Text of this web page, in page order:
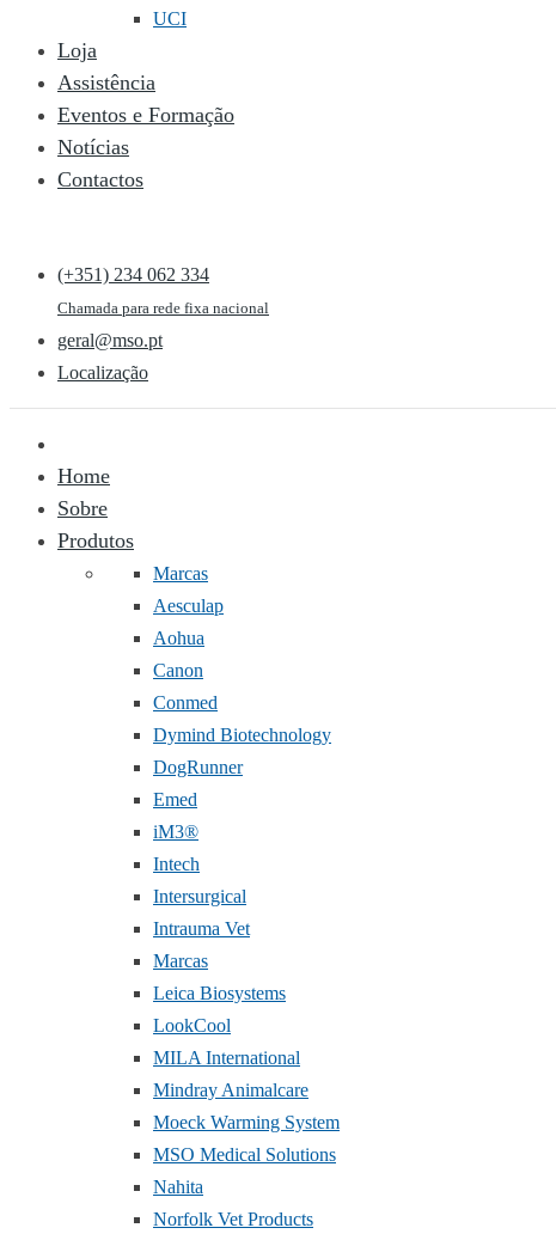
UCI
Loja
Assistência
Eventos e Formação
Notícias
Contactos
(+351) 234 062 334
Chamada para rede fixa nacional
geral@mso.pt
Localização
Home
Sobre
Produtos
Marcas
Aesculap
Aohua
Canon
Conmed
Dymind Biotechnology
DogRunner
Emed
iM3®️
Intech
Intersurgical
Intrauma Vet
Marcas
Leica Biosystems
LookCool
MILA International
Mindray Animalcare
Moeck Warming System
MSO Medical Solutions
Nahita
Norfolk Vet Products